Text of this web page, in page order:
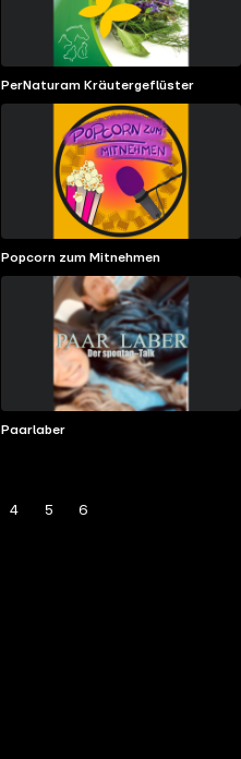
PerNaturam Kräutergeflüster
Popcorn zum Mitnehmen
Paarlaber
4 5 6